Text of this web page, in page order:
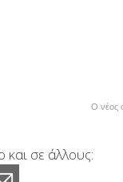
O νέος
και σε άλλους: